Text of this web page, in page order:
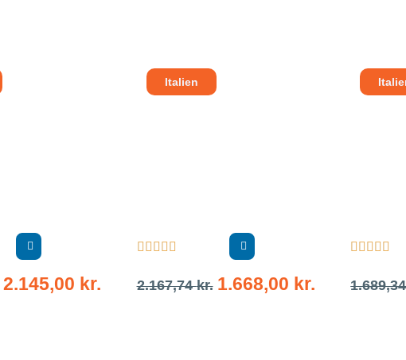
2.145,00 kr.
Italien
    
2.167,74kr. 1.668,00 kr.
    